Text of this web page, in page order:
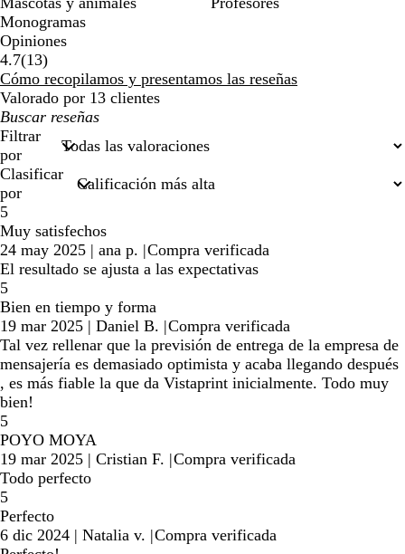
Monogramas
Opiniones
4.7(1313
reseñas
)
Cómo recopilamos y presentamos las reseñas
Valorado por 13 clientes
Mis
búsquedas
Filtrar
por
Clasificar
por
5
Muy satisfechos
24 may 2025 | ana p. |Compra verificada
El resultado se ajusta a las expectativas
5
Bien en tiempo y forma
19 mar 2025 | Daniel B. |Compra verificada
Tal vez rellenar que la previsión de entrega de la empresa de
mensajería es demasiado optimista y acaba llegando después
, es más fiable la que da Vistaprint inicialmente. Todo muy
bien!
5
POYO MOYA
19 mar 2025 | Cristian F. |Compra verificada
Todo perfecto
5
Perfecto
6 dic 2024 | Natalia v. |Compra verificada